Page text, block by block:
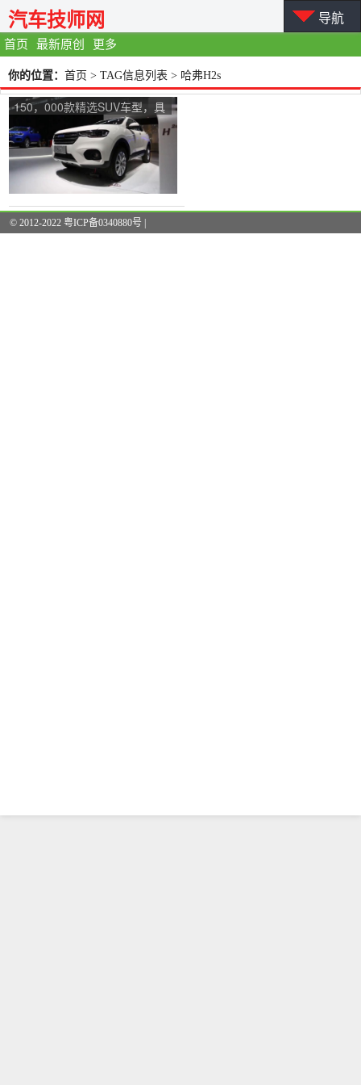
首页 最新原创 更多
汽车技师网 导航
你的位置： 首页 > TAG信息列表 > 哈弗H2s
150，000款精选SUV车型，具
有高色值和高动力
© 2012-2022 粤ICP备0340880号 |